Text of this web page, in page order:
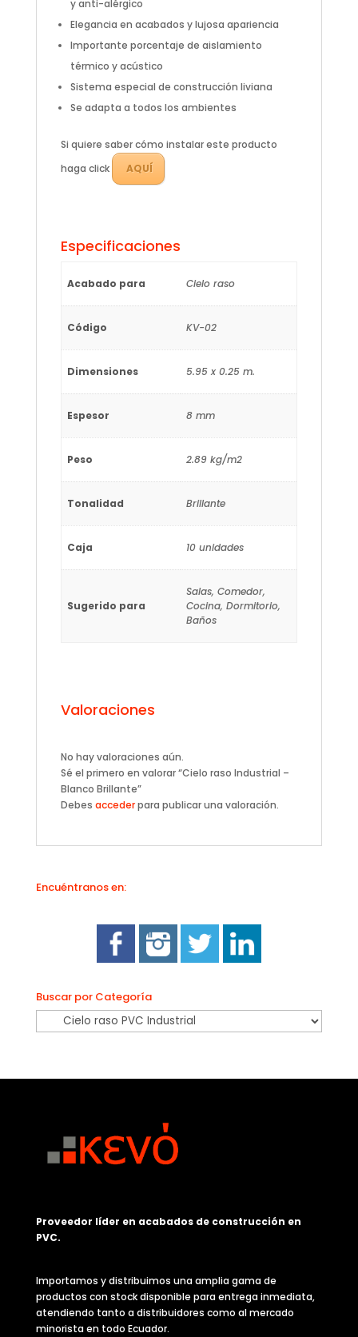
y anti-alérgico
Elegancia en acabados y lujosa apariencia
Importante porcentaje de aislamiento
térmico y acústico
Sistema especial de construcción liviana
Se adapta a todos los ambientes
Si quiere saber cómo instalar este producto
haga click
AQUÍ
Especificaciones
Acabado para Cielo raso
Código KV-02
Dimensiones 5.95 x 0.25 m.
Espesor 8 mm
Peso 2.89 kg/m2
Tonalidad Brillante
Caja 10 unidades
Sugerido para
Salas, Comedor,
Cocina, Dormitorio,
Baños
Valoraciones
No hay valoraciones aún.
Sé el primero en valorar “Cielo raso Industrial –
Blanco Brillante”
Debes accederpara publicar una valoración.
Encuéntranos en:
Buscar por Categoría
Proveedor líder en acabados de construcción en
PVC.
Importamos y distribuimos una amplia gama de
productos con stock disponible para entrega inmediata,
atendiendo tanto a distribuidores como al mercado
minorista en todo Ecuador.